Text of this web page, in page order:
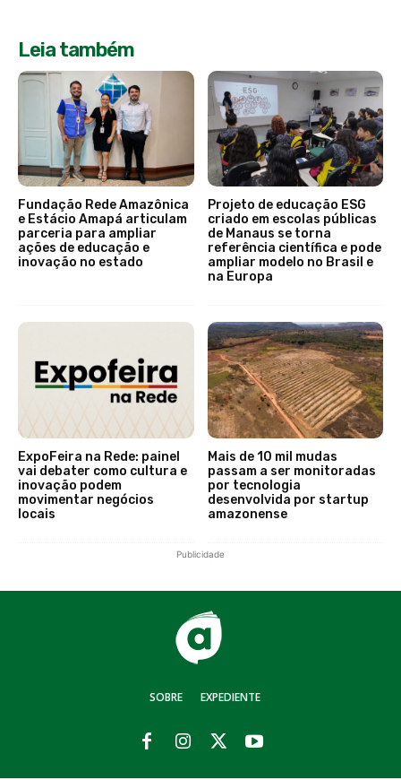
Leia também
Fundação Rede Amazônica
e Estácio Amapá articulam
parceria para ampliar
ações de educação e
inovação no estado
Projeto de educação ESG
criado em escolas públicas
de Manaus se torna
referência científica e pode
ampliar modelo no Brasil e
na Europa
ExpoFeira na Rede: painel
vai debater como cultura e
inovação podem
movimentar negócios
locais
Mais de 10 mil mudas
passam a ser monitoradas
por tecnologia
desenvolvida por startup
amazonense
Publicidade
SOBRE EXPEDIENTE